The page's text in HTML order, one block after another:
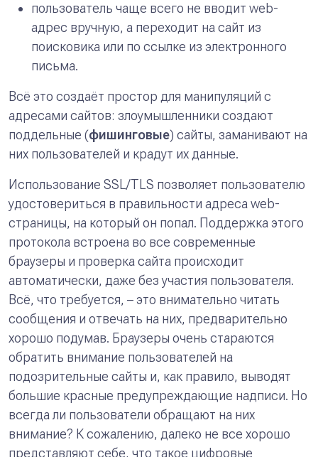
пользователь чаще всего не вводит web-
адрес вручную, а переходит на сайт из
поисковика или по ссылке из электронного
письма.
Всё это создаёт простор для манипуляций с
адресами сайтов: злоумышленники создают
поддельные (фишинговые) сайты, заманивают на
них пользователей и крадут их данные.
Использование SSL/TLS позволяет пользователю
удостовериться в правильности адреса web-
страницы, на который он попал. Поддержка этого
протокола встроена во все современные
браузеры и проверка сайта происходит
автоматически, даже без участия пользователя.
Всё, что требуется, – это внимательно читать
сообщения и отвечать на них, предварительно
хорошо подумав. Браузеры очень стараются
обратить внимание пользователей на
подозрительные сайты и, как правило, выводят
большие красные предупреждающие надписи. Но
всегда ли пользователи обращают на них
внимание? К сожалению, далеко не все хорошо
представляют себе, что такое цифровые